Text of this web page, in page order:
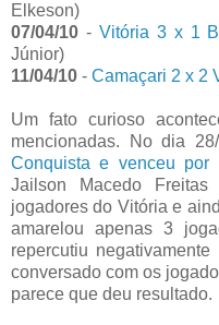
Elkeson)
07/04/10 - Vitória 3 x 1
Júnior)
11/04/10 - Camaçari 2 x 2
Um fato curioso
mencionadas. No dia
Conquista e venceu
Jailson Macedo
jogadores do Vitória e
amarelou apenas 3
repercutiu
conversado com os
parece que deu resultado.